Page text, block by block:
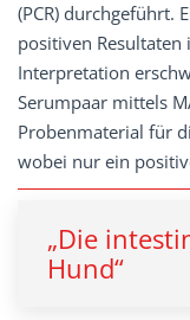
(PCR) durchgeführt.
positiven
Interpretation
Serumpaar mittels
Probenmaterial für
wobei nur ein
„Die
Hund“